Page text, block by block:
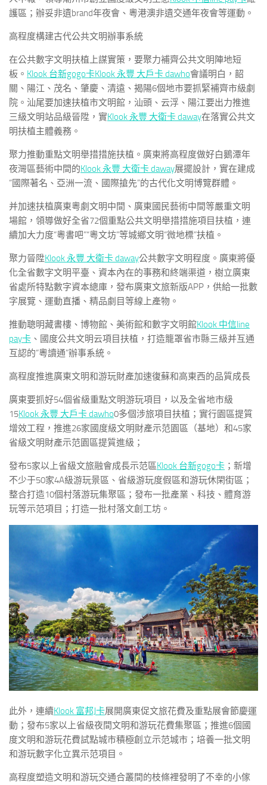
護區；辦妥非遺brand年夜會、粵港澳非遺交通年夜會等運動。
高程度構建古代公共文明辦事系統
在公共數字文明扶植上謀實策，要聚力補齊公共文明陣地短
板。 Klook 台新gogo卡Klook 永豐 大戶卡 dawho會議明白，韶
關、陽江、茂名、肇慶、清遠、揭陽6個地市要抓緊補齊市級劇
院。汕尾要加速扶植市文明館，汕頭、云浮、陽江要出力推進
三級文明站品級晉陞，實Klook 永豐 大衛卡 daway在落實公共文
明扶植主體義務。
聚力推動重點文明舉措措施扶植。廣東將高程度做好白鵝潭年
夜灣區藝術中間的Klook 永豐 大衛卡 daway展擺設計，實在建成
“國際著名、亞洲一流、國際搶先”的古代化文明博覽群體。
并加速扶植廣東粵劇文明中間、廣東國民藝術中間等嚴重文明
場館，領導做好全省72個重點公共文明舉措措施項目扶植，連
續加大力度“粵書吧”“粵文坊”等城鄉文明“微地標”扶植。
聚力晉陞Klook 永豐 大衛卡 daway公共數字文明程度。廣東將優
化全省數字文明平臺、資本內在的事務和終端渠道，樹立廣東
省處所特點數字資本總庫，發布廣東文旅新版APP，供給一批數
字展覽、運動直播、精品劇目等線上產物。
推動聰明藏書樓、博物館、美術館和數字文明館Klook 中信line
pay卡 、國度公共文明云項目扶植，打造籠罩省市縣三級并互通
互認的“粵讀通”辦事系統。
高程度推進廣東文明和游玩財產加速復蘇和高東西的品質成長
廣東要抓好54個省級重點文明游玩項目，以及全省地市級
15Klook 永豐 大戶卡 dawho0多個涉旅項目扶植；實行園區提質
增效工程，推進26家國度級文明財產示范園區（基地）和45家
省級文明財產示范園區提質進級；
發布5家以上省級文旅融會成長示范區Klook 台新gogo卡 ；新增
不少于50家4A級游玩景區、省級游玩度假區和游玩休閑街區；
整合打造10個村落游玩集聚區；發布一批產業、科技、體育游
玩等示范項目；打造一批村落文創工坊。
此外，連續Klook 富邦J卡展開廣東促文旅花費及重點展會節慶運
動；發布5家以上省級夜間文明和游玩花費集聚區；推進6個國
度文明和游玩花費試點城市積極創立示范城市；培養一批文明
和游玩數字化立異示范項目。
高程度塑造文明和游玩交通合叢間的枝條裡發明了不幸的小傢